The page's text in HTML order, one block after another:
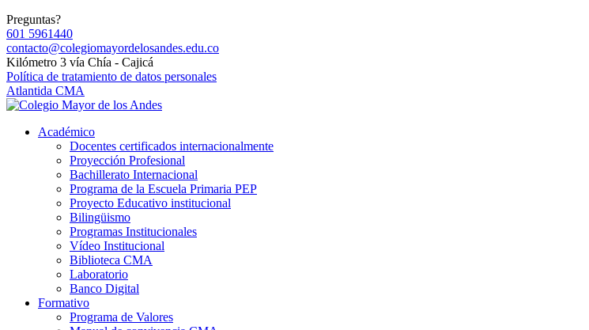
Preguntas?
601 5961440
contacto@colegiomayordelosandes.edu.co
Kilómetro 3 vía Chía - Cajicá
Política de tratamiento de datos personales
Atlantida CMA
Académico
Docentes certificados internacionalmente
Proyección Profesional
Bachillerato Internacional
Programa de la Escuela Primaria PEP
Proyecto Educativo institucional
Bilingüismo
Programas Institucionales
Vídeo Institucional
Biblioteca CMA
Laboratorio
Banco Digital
Formativo
Programa de Valores